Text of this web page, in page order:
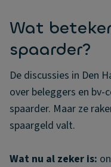
Wat
spaarder?
De discussies in Den
over beleggers en
spaarder. Maar ze
spaargeld valt.
Wat nu al zeker is: